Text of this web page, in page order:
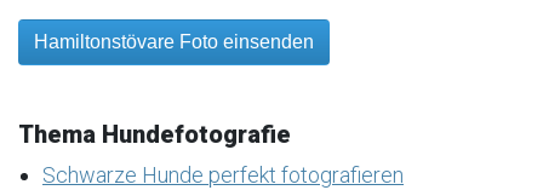
Hamiltonstövare Foto einsenden
Thema Hundefotografie
Schwarze Hunde perfekt fotografieren